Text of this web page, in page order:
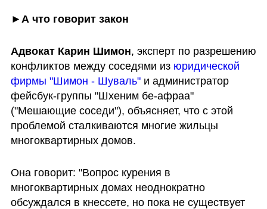
►А что говорит закон
Адвокат Карин Шимон, эксперт по разрешению
конфликтов между соседями из юридической
фирмы "Шимон - Шуваль" и администратор
фейсбук-группы "Шхеним бе-афраа"
("Мешающие соседи"), объясняет, что с этой
проблемой сталкиваются многие жильцы
многоквартирных домов.
Она говорит: "Вопрос курения в
многоквартирных домах неоднократно
обсуждался в кнессете, но пока не существует